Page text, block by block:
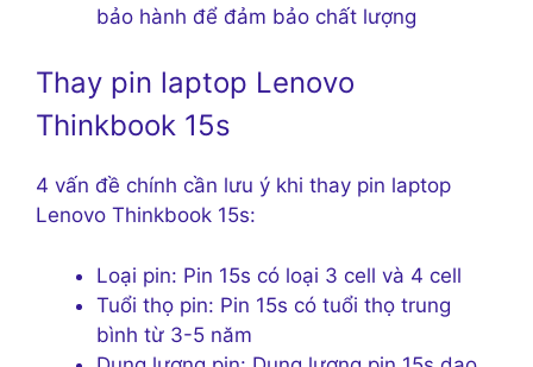
bảo hành để đảm bảo chất lượng
Thay pin laptop Lenovo
Thinkbook 15s
4 vấn đề chính cần lưu ý khi thay pin laptop
Lenovo Thinkbook 15s:
Loại pin: Pin 15s có loại 3 cell và 4 cell
Tuổi thọ pin: Pin 15s có tuổi thọ trung
bình từ 3-5 năm